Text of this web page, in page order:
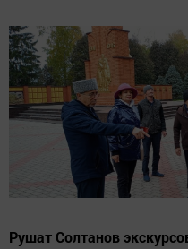
Рушат Солтанов